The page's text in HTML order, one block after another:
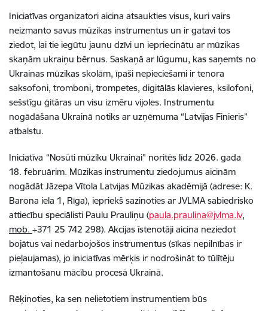
Iniciatīvas organizatori aicina atsaukties visus, kuri vairs
neizmanto savus mūzikas instrumentus un ir gatavi tos
ziedot, lai tie iegūtu jaunu dzīvi un iepriecinātu ar mūzikas
skaņām ukraiņu bērnus. Saskaņā ar lūgumu, kas saņemts no
Ukrainas mūzikas skolām, īpaši nepieciešami ir tenora
saksofoni, tromboni, trompetes, digitālās klavieres, ksilofoni,
sešstīgu ģitāras un visu izmēru vijoles. Instrumentu
nogādāšana Ukrainā notiks ar uzņēmuma “Latvijas Finieris”
atbalstu.
Iniciatīva “Nosūti mūziku Ukrainai” noritēs līdz 2026. gada
18. februārim. Mūzikas instrumentu ziedojumus aicinām
nogādāt Jāzepa Vītola Latvijas Mūzikas akadēmijā (adrese: K.
Barona iela 1, Rīga), iepriekš sazinoties ar JVLMA sabiedrisko
attiecību speciālisti Paulu Prauliņu (paula.praulina@jvlma.lv,
mob. +371 25 742 298). Akcijas īstenotāji aicina neziedot
bojātus vai nedarbojošos instrumentus (sīkas nepilnības ir
pieļaujamas), jo iniciatīvas mērķis ir nodrošināt to tūlītēju
izmantošanu mācību procesā Ukrainā.
Rēķinoties, ka sen nelietotiem instrumentiem būs